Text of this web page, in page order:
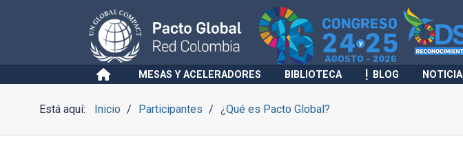
MESAS Y ACELERADORES BIBLIOTECA BLOG
Está aquí: Inicio Participantes ¿Qué es Pacto Global?